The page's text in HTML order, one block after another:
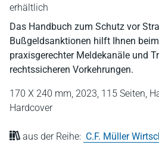
erhältlich
Das Handbuch zum Schutz vor
Bußgeldsanktionen hilft Ihnen
praxisgerechter Meldekanäle und
rechtssicheren Vorkehrungen.
170 X 240 mm, 2023, 115 Seiten,
Hardcover
aus der Reihe: C.F. Müller